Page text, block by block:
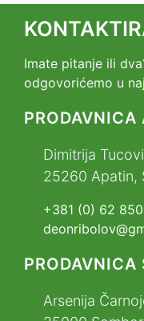
Imate pitanje ili
odgovorićemo u
PRODAVNICA
Dimitrija
25260 Apatin,
+381 (0) 62
PRODAVNICA
Arsenija